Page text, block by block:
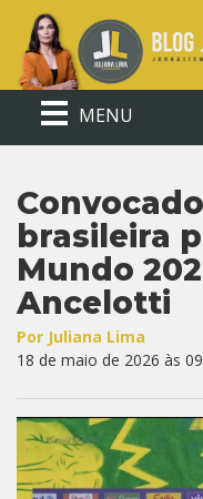
MENU
brasileira
Mundo
Ancelotti
Por Juliana Lima
18 de maio de 2026 às